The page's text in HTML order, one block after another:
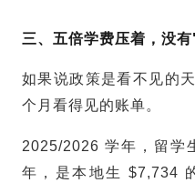
三、五倍学费压着，没
如果说政策是看不见的
个月看得见的账单。
2025/2026 学年， 留学
年，是本地生 $7,734